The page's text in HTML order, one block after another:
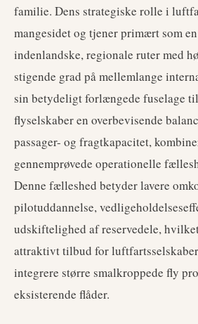
familie. Dens strategiske rolle i
mangesidet og tjener primært som
indenlandske, regionale ruter med
stigende grad på mellemlange
sin betydeligt forlængede fuselage
flyselskaber en overbevisende
passager- og fragtkapacitet,
gennemprøvede operationelle
Denne fælleshed betyder lavere
pilotuddannelse,
udskiftelighed af reservedele,
attraktivt tilbud for
integrere større smalkroppede fly
eksisterende flåder.